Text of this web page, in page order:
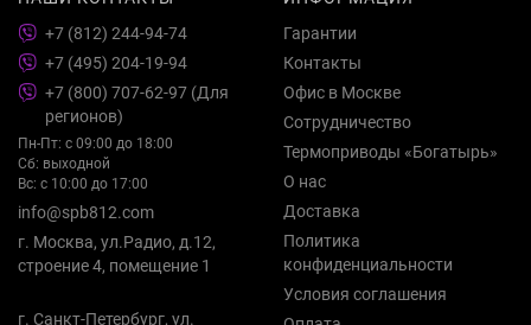
+7 (812) 244-94-74
+7 (495) 204-19-94
+7 (800) 707-62-97 (Для
регионов)
Пн-Пт: с 09:00 до 18:00
Сб: выходной
Вс: с 10:00 до 17:00
info@spb812.com
г. Москва, ул.Радио, д.12,
строение 4, помещение 1
г. Санкт-Петербург, ул.
Гарантии
Контакты
Офис в Москве
Сотрудничество
Термоприводы «Богатырь»
О нас
Доставка
Политика
конфиденциальности
Условия соглашения